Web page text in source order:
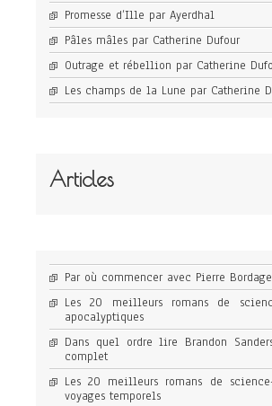
Promesse d’Ille par Ayerdhal
Pâles mâles par Catherine Dufour
Outrage et rébellion par Catherine
Les champs de la Lune par Catherine
Articles
Par où commencer avec Pierre
Les 20 meilleurs romans de
apocalyptiques
Dans quel ordre lire Brandon
complet
Les 20 meilleurs romans de
voyages temporels